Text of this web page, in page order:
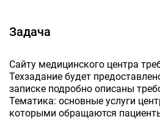
Задача
Сайту медицинского центра
Техзадание будет
записке подробно описаны
Тематика: основные услуги
которыми обращаются